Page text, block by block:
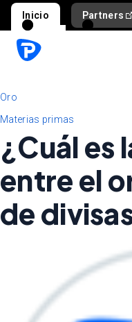
Inicio Partners
Oro
Materias primas
¿Cuál es
entre el
de